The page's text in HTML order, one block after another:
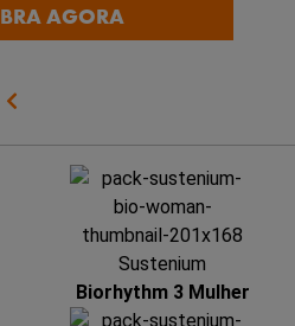
AGORA
Sustenium
Biorhythm 3 Mulher